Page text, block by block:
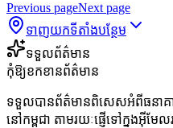
Previous pageNext page
ទាញយកទីតាំងបន្ថែម
ទទួលព័ត៌មាន
កុំឱ្យខកខានព័ត៌មាន
ទទួលបានព័ត៌មានពិសេសអំពីធនាគ
នៅកម្ពុជា តាមរយៈផ្ញើទៅក្នុងអ៊ីមែ